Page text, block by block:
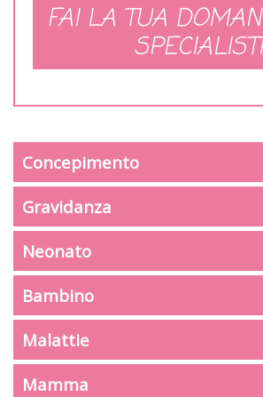
FAI LA TUA
SPECIALISTI
Concepimento
Gravidanza
Neonato
Bambino
Malattie
Mamma